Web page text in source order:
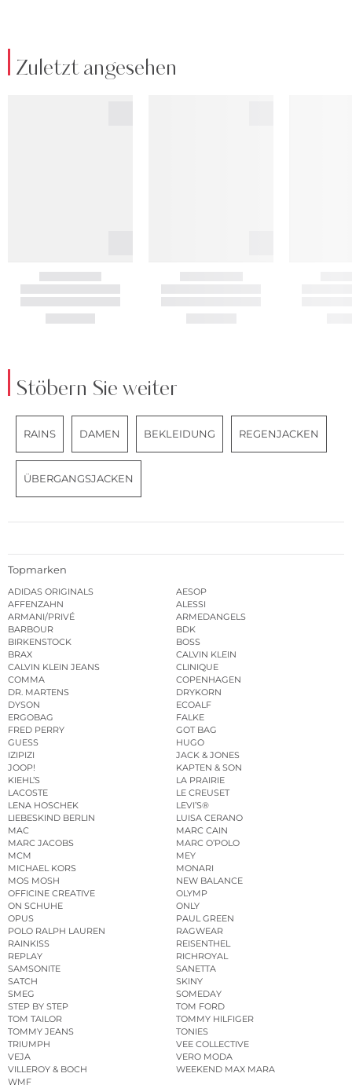
Zuletzt angesehen
Stöbern Sie weiter
RAINS DAMEN BEKLEIDUNG REGENJACKEN
ÜBERGANGSJACKEN
Topmarken
ADIDAS ORIGINALS
AESOP
AFFENZAHN
ALESSI
ARMANI/PRIVÉ
ARMEDANGELS
BARBOUR
BDK
BIRKENSTOCK
BOSS
BRAX
CALVIN KLEIN
CALVIN KLEIN JEANS
CLINIQUE
COMMA
COPENHAGEN
DR. MARTENS
DRYKORN
DYSON
ECOALF
ERGOBAG
FALKE
FRED PERRY
GOT BAG
GUESS
HUGO
IZIPIZI
JACK & JONES
JOOP!
KAPTEN & SON
KIEHL’S
LA PRAIRIE
LACOSTE
LE CREUSET
LENA HOSCHEK
LEVI’S®
LIEBESKIND BERLIN
LUISA CERANO
MAC
MARC CAIN
MARC JACOBS
MARC O’POLO
MCM
MEY
MICHAEL KORS
MONARI
MOS MOSH
NEW BALANCE
OFFICINE CREATIVE
OLYMP
ON SCHUHE
ONLY
OPUS
PAUL GREEN
POLO RALPH LAUREN
RAGWEAR
RAINKISS
REISENTHEL
REPLAY
RICHROYAL
SAMSONITE
SANETTA
SATCH
SKINY
SMEG
SOMEDAY
STEP BY STEP
TOM FORD
TOM TAILOR
TOMMY HILFIGER
TOMMY JEANS
TONIES
TRIUMPH
VEE COLLECTIVE
VEJA
VERO MODA
VILLEROY & BOCH
WEEKEND MAX MARA
WMF